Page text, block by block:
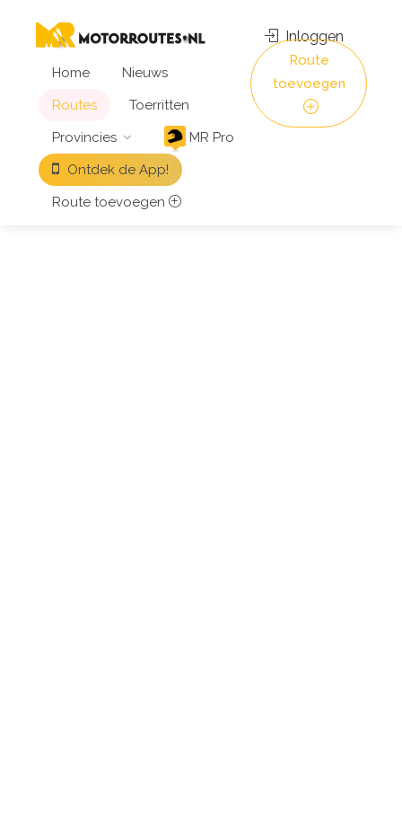
Home
Nieuws
Routes
Toerritten
Provincies
MR Pro
Ontdek de App!
Route toevoegen
Inloggen
Route
toevoegen